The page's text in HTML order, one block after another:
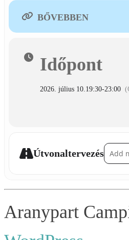
BŐVEBBEN
Időpont
2026. július 10. 19:30-23:00
Útvonaltervezés
Aranypart